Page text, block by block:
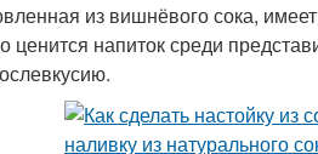
из вишнёвого сока,
напиток среди